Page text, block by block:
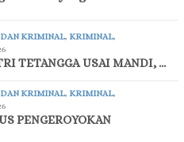
KRIMINAL, KRIMINAL,
TETANGGA USAI MANDI, …
KRIMINAL, KRIMINAL,
PENGEROYOKAN